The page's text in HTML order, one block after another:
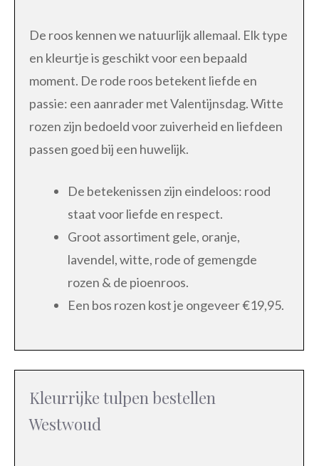
De roos kennen we natuurlijk allemaal. Elk type
en kleurtje is geschikt voor een bepaald
moment. De rode roos betekent liefde en
passie: een aanrader met Valentijnsdag. Witte
rozen zijn bedoeld voor zuiverheid en liefdeen
passen goed bij een huwelijk.
De betekenissen zijn eindeloos: rood
staat voor liefde en respect.
Groot assortiment gele, oranje,
lavendel, witte, rode of gemengde
rozen & de pioenroos.
Een bos rozen kost je ongeveer €19,95.
Kleurrijke tulpen bestellen
Westwoud